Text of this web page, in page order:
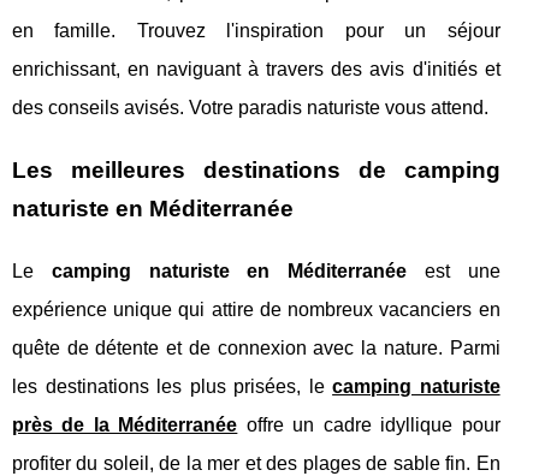
en famille. Trouvez l'inspiration pour un séjour
enrichissant, en naviguant à travers des avis d'initiés et
des conseils avisés. Votre paradis naturiste vous attend.
Les meilleures destinations de camping
naturiste en Méditerranée
Le camping naturiste en Méditerranée est une
expérience unique qui attire de nombreux vacanciers en
quête de détente et de connexionavec la nature. Parmi
les destinations les plus prisées, lecamping naturiste
près de la Méditerranée offre un cadre idyllique pour
profiter du soleil, de la mer et des plages de sable fin. En